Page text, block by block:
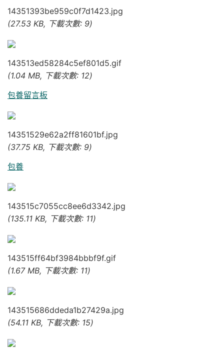
14351393be959c0f7d1423.jpg
(27.53 KB, 下載次數: 9)
143513ed58284c5ef801d5.gif
(1.04 MB, 下載次數: 12)
包養留言板
14351529e62a2ff81601bf.jpg
(37.75 KB, 下載次數: 9)
包養
143515c7055cc8ee6d3342.jpg
(135.11 KB, 下載次數: 11)
143515ff64bf3984bbbf9f.gif
(1.67 MB, 下載次數: 11)
143515686ddeda1b27429a.jpg
(54.11 KB, 下載次數: 15)